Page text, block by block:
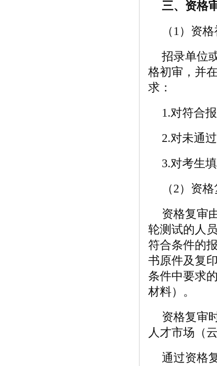
三、资格
（1）资
招录单位
格初审，并
求：
1.对符合
2.对未通
3.对考生
（2）资
资格复审
轮测试的人
符合条件的
书原件及复
条件中要求
材料）。
资格复审
人才市场（
通过资格